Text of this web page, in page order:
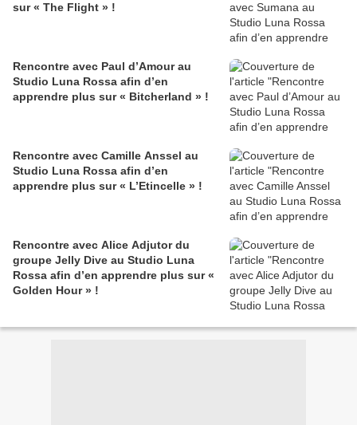
sur « The Flight » !
Rencontre avec Paul d’Amour au
Studio Luna Rossa afin d’en
apprendre plus sur « Bitcherland » !
Rencontre avec Camille Anssel au
Studio Luna Rossa afin d’en
apprendre plus sur « L’Etincelle » !
Rencontre avec Alice Adjutor du
groupe Jelly Dive au Studio Luna
Rossa afin d’en apprendre plus sur «
Golden Hour » !